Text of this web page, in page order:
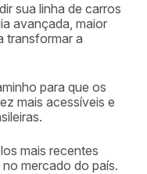
sua linha de carros
avançada, maior
transformar a
para que os
mais acessíveis e
mais recentes
mercado do país.